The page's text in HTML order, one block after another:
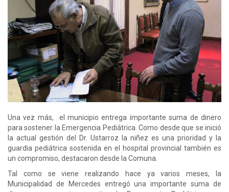
Una vez más, el municipio entrega importante suma de dinero
para sostener la Emergencia Pediátrica. Como desde que se inició
la actual gestión del Dr. Ustarroz la niñez es una prioridad y la
guardia pediátrica sostenida en el hospital provincial también es
un compromiso, destacaron desde la Comuna.
Tal como se viene realizando hace ya varios meses, la
Municipalidad de Mercedes entregó una importante suma de